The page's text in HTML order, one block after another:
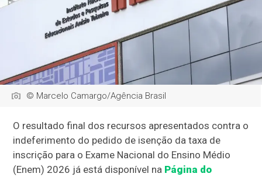
© Marcelo Camargo/Agência Brasil
O resultado final dos recursos apresentados contra o
indeferimento do pedido de isenção da taxa de
inscrição para o Exame Nacional do Ensino Médio
(Enem) 2026 já está disponível na Página do